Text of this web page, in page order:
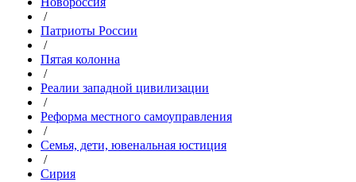
/
Патриоты России
/
Пятая колонна
/
Реалии западной цивилизации
/
Реформа местного самоуправления
/
Семья, дети, ювенальная юстиция
/
Сирия